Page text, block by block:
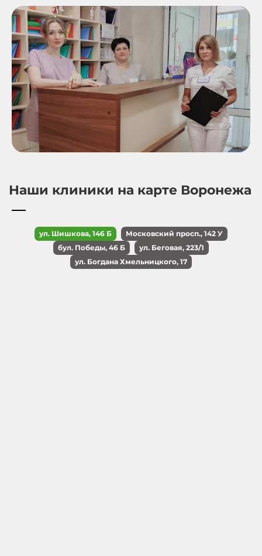
Наши клиники на карте Воронежа
ул. Шишкова, 146 Б
Московский просп., 142 У
бул. Победы, 46 Б
ул. Беговая, 223/1
ул. Богдана Хмельницкого, 17